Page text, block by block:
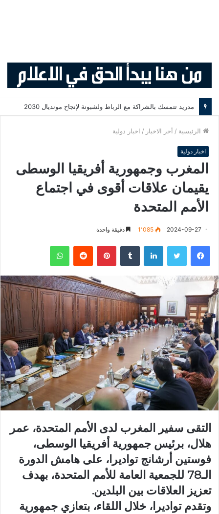
مدريد تتمسك بالشراكة مع الرباط ولشبونة لإنجاح مونديال 2030
الرئيسية / أخر الاخبار / اخبار دولية
اخبار دولية
المغرب وجمهورية أفريقيا الوسطى
يقيمان علاقات أقوى في اجتماع
الأمم المتحدة
2024-09-27 1٬085 دقيقة واحدة
فيسبوك لينكدإن بينتيريست
التقى سفير المغرب لدى الأمم المتحدة، عمر
هلال، برئيس جمهورية أفريقيا الوسطى،
فوستين أرشانج تواديرا، على هامش الدورة
الـ78 للجمعية العامة للأمم المتحدة، بهدف
تعزيز العلاقات بين البلدين.
وتقدم تواديرا، خلال اللقاء، بتعازي جمهورية